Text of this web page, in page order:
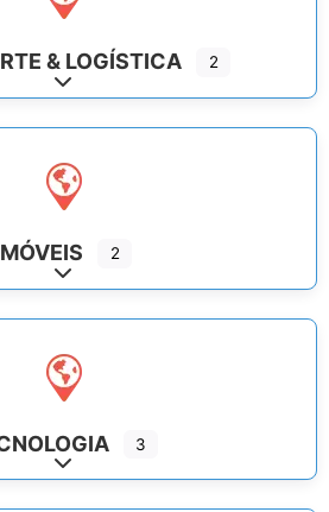
& LOGÍSTICA 2
Expand sub-categories
2
Expand sub-categories
3
Expand sub-categories